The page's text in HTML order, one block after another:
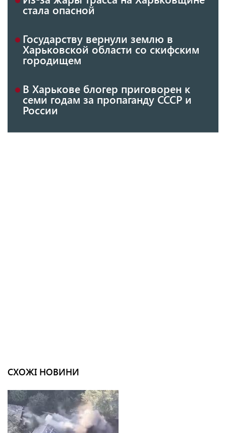
стала опасной
Государству вернули землю в
Харьковской области со скифским
городищем
В Харькове блогер приговорен к
семи годам за пропаганду СССР и
России
СХОЖІ НОВИНИ